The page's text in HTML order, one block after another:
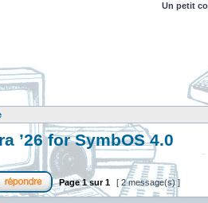
Un petit
’26 for SymbOS 4.0
Page1sur1 [ 2 message(s) ]